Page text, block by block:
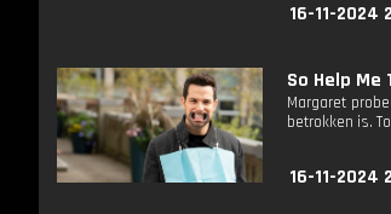
16-11-2024
So Help Me
Margaret
betrokken is.
16-11-2024